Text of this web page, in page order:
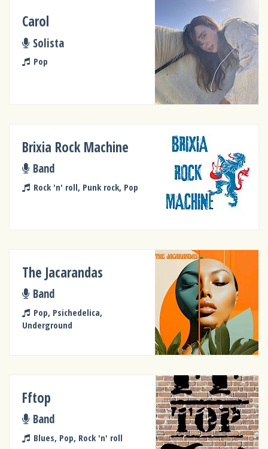
Carol
Solista
Pop
Brixia Rock Machine
Band
Rock 'n' roll, Punk rock, Pop
The Jacarandas
Band
Pop, Psichedelica,
Underground
Fftop
Band
Blues, Pop, Rock 'n' roll